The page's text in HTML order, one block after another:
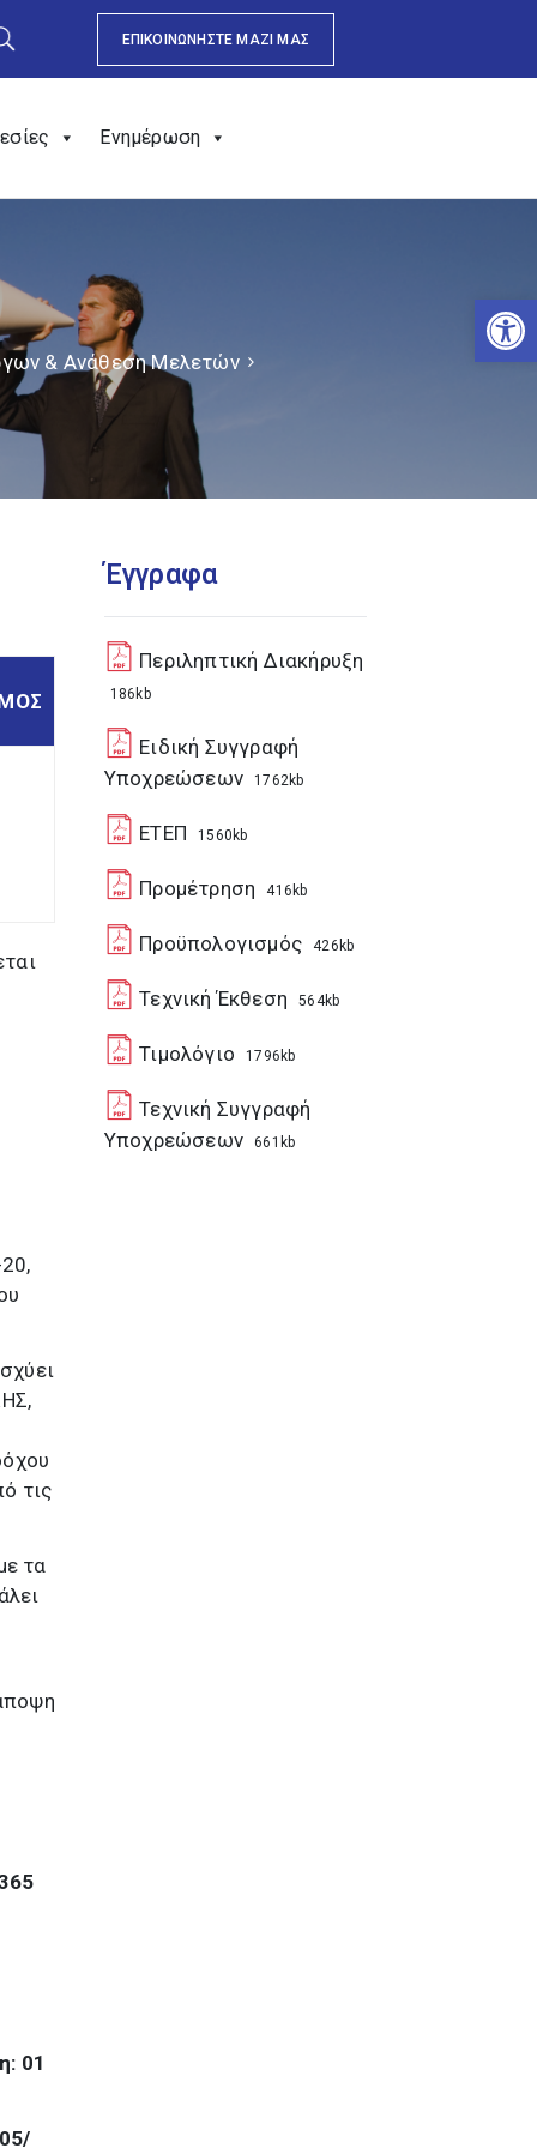
ΕΠΙΚΟΙΝΩΝΗΣΤΕ ΜΑΖΙ ΜΑΣ
Ενημέρωση
& Ανάθεση Μελετών
τις
τα
01
Έγγραφα
Περιληπτική Διακήρυξη
186kb
Ειδική Συγγραφή
Υποχρεώσεων
1762kb
ΕΤΕΠ 1560kb
Προμέτρηση 416kb
Προϋπολογισμός 426kb
Τεχνική Έκθεση 564kb
Τιμολόγιο 1796kb
Τεχνική Συγγραφή
Υποχρεώσεων
661kb